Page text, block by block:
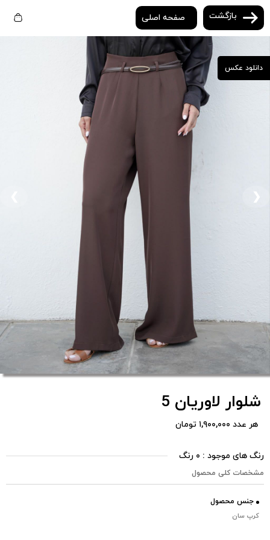
بازگشت صفحه اصلی
دانلود عکس
❯
شلوار لاوریان 5
هر عدد ۱,۹۰۰,۰۰۰ تومان
رنگ های موجود : ۰ رنگ
مشخصات کلی محصول
جنس محصول
کرپ سان